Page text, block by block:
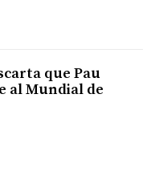
que Pau
al Mundial de